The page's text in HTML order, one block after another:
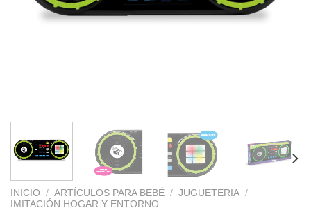
INICIO / ARTÍCULOS PARA BEBÉ / JUGUETERIA /
IMITACIÓN HOGAR Y ENTORNO